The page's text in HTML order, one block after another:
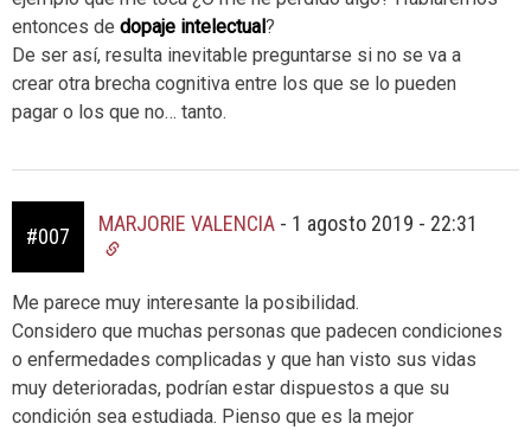
entonces de dopaje intelectual ?
De ser así, resulta inevitable preguntarse si no se va a
crear otra brecha cognitiva entre los que se lo pueden
pagar o los que no… tanto.
#007
MARJORIE VALENCIA - 1 agosto 2019 - 22:31
Me parece muy interesante la posibilidad.
Considero que muchas personas que padecen condiciones
o enfermedades complicadas y que han visto sus vidas
muy deterioradas, podrían estar dispuestos a que su
condición sea estudiada. Pienso que es la mejor